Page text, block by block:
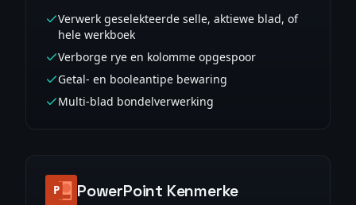
Verwerk geselekteerde selle, aktiewe blad, of
hele werkboek
Verborge rye en kolomme opgespoor
Getal- en booleantipe bewaring
Multi-blad bondelverwerking
PowerPoint Kenmerke